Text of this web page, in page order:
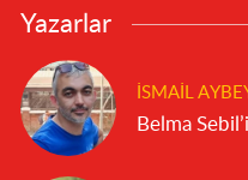
Yazarlar
İSMAIL
Belma